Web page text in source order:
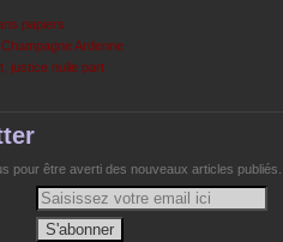
papiers
Ardenne
justice nulle part
pour être averti des nouveaux articles publiés.